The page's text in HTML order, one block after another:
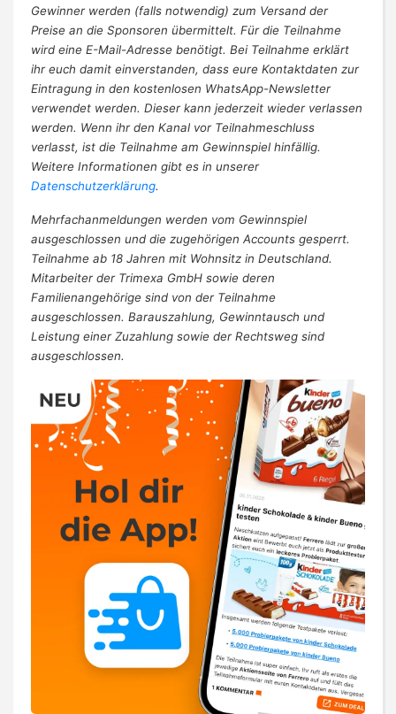
Gewinner werden (falls notwendig) zum Versand der
Preise an die Sponsoren übermittelt. Für die Teilnahme
wird eine E-Mail-Adresse benötigt. Bei Teilnahme erklärt
ihr euch damit einverstanden, dass eure Kontaktdaten zur
Eintragung in den kostenlosen WhatsApp-Newsletter
verwendet werden. Dieser kann jederzeit wieder verlassen
werden. Wenn ihr den Kanal vor Teilnahmeschluss
verlasst, ist die Teilnahme am Gewinnspiel hinfällig.
Weitere Informationen gibt es in unserer
Datenschutzerklärung.
Mehrfachanmeldungen werden vom Gewinnspiel
ausgeschlossen und die zugehörigen Accounts gesperrt.
Teilnahme ab 18 Jahren mit Wohnsitz in Deutschland.
Mitarbeiter der Trimexa GmbH sowie deren
Familienangehörige sind von der Teilnahme
ausgeschlossen. Barauszahlung, Gewinntausch und
Leistung einer Zuzahlung sowie der Rechtsweg sind
ausgeschlossen.